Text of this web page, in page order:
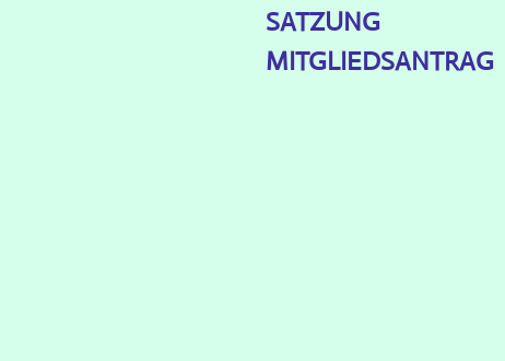
SATZUNG
MITGLIEDSANTRAG